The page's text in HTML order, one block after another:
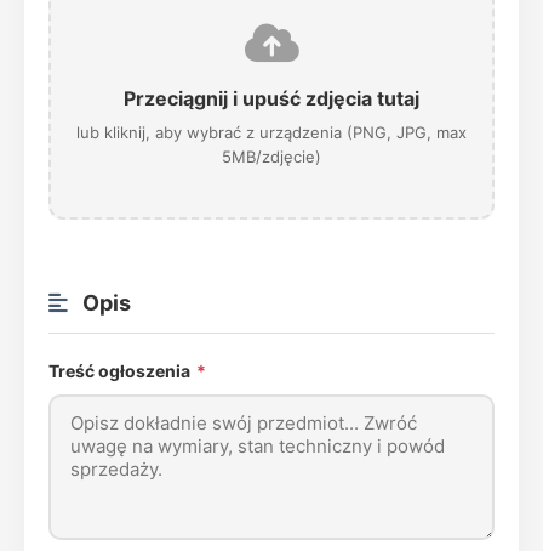
Przeciągnij i upuść zdjęcia tutaj
lub kliknij, aby wybrać z urządzenia (PNG, JPG, max
5MB/zdjęcie)
Opis
Treść ogłoszenia *